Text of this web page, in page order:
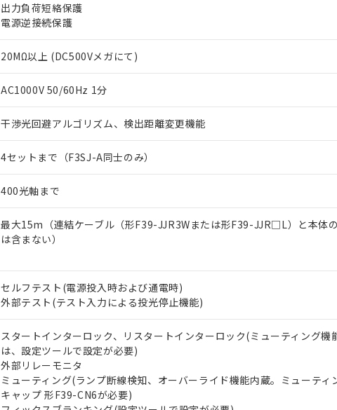
出力負荷短絡保護
電源逆接続保護
20MΩ以上 (DC500Vメガにて)
AC1000V 50/60Hz 1分
干渉光回避アルゴリズム、検出距離変更機能
4セットまで（F3SJ-A同士のみ）
400光軸まで
最大15m（連結ケーブル（形F39-JJR3Wまたは形F39-JJR□L）と本体
は含まない）
セルフテスト(電源投入時および通電時)
外部テスト(テスト入力による投光停止機能)
スタートインターロック、リスタートインターロック(ミューティング機
は、設定ツールで設定が必要)
外部リレーモニタ
ミューティング(ランプ断線検知、オーバーライド機能内蔵。ミューティ
キャップ 形F39-CN6が必要)